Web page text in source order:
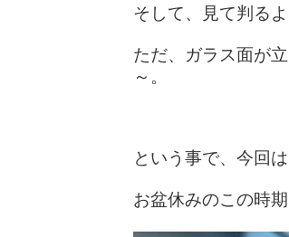
そして、見て判る
ただ、ガラス面が
～。
という事で、今回
お盆休みのこの時